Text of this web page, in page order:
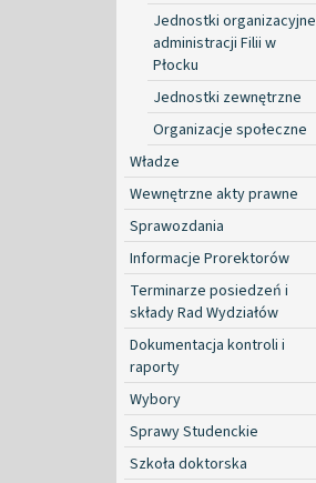
Jednostki organizacyjne
administracji Filii w
Płocku
Jednostki zewnętrzne
Organizacje społeczne
Władze
Wewnętrzne akty prawne
Sprawozdania
Informacje Prorektorów
Terminarze posiedzeń i
składy Rad Wydziałów
Dokumentacja kontroli i
raporty
Wybory
Sprawy Studenckie
Szkoła doktorska